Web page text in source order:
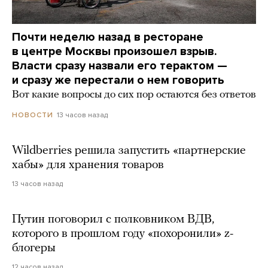
Почти неделю назад в ресторане
в центре Москвы произошел взрыв.
Власти сразу назвали его терактом —
и сразу же перестали о нем говорить
Вот какие вопросы до сих пор остаются без ответов
НОВОСТИ 13 часов назад
Wildberries решила запустить «партнерские
хабы» для хранения товаров
13 часов назад
Путин поговорил с полковником ВДВ,
которого в прошлом году «похоронили» z-
блогеры